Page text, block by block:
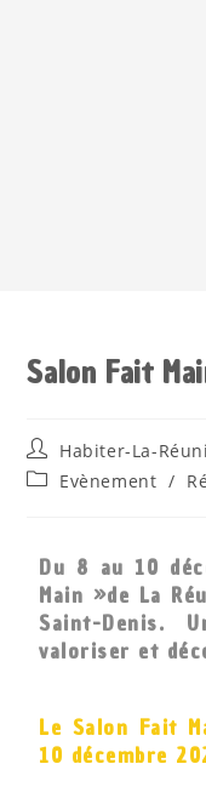
Salon Fait
Habiter-La-
Evènement /
Du 8 au 10
Main »de La
Saint-Denis.
valoriser et
Le Salon Fait
10 décembre